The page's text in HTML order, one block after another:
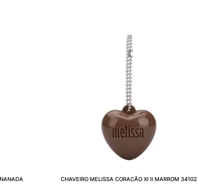
CHAVEIRO MELISSA CORACÃO XI II MARROM 34102